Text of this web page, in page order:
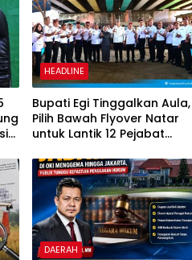
HEADLINE
Bupati Egi Tinggalkan Aula,
Pilih Bawah Flyover Natar
untuk Lantik 12 Pejabat
DAERAH